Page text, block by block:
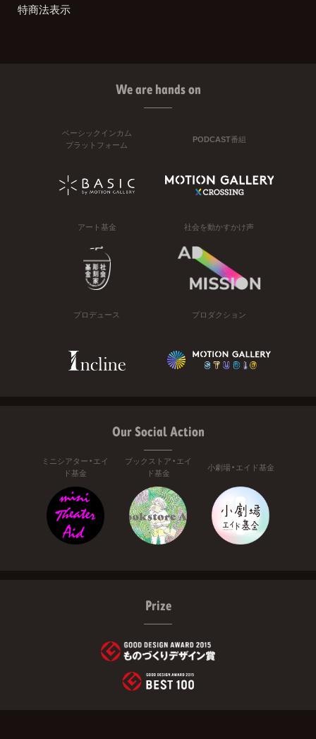
特商法表示
We are hands on
ベーシックインカム
プラットフォーム
PODCAST番組
アート基金 社会を動かすかけ声
プロデュース プロダクション
Our Social Action
ミニシアター・エイ
ド基金
ブックストア・エイ
ド基金
小劇場・エイド基金
Prize